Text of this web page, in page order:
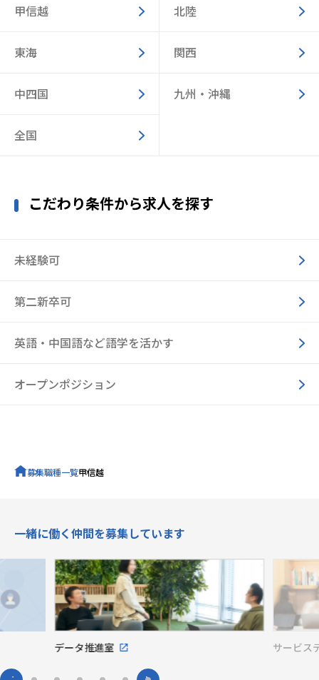
甲信越 北陸
東海 関西
中四国 九州・沖縄
全国
こだわり条件から求人を探す
未経験可
第二新卒可
英語・中国語など語学を活かす
オープンポジション
キャリア採用トップ
募集職種一覧甲信越
一緒に働く仲間を募集しています
データ推進室 サービス